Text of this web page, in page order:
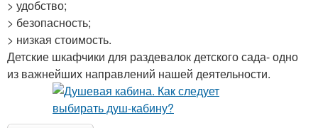
> удобство;
> безопасность;
> низкая стоимость.
Детские шкафчики для раздевалок детского сада- одно
из важнейших направлений нашей деятельности.